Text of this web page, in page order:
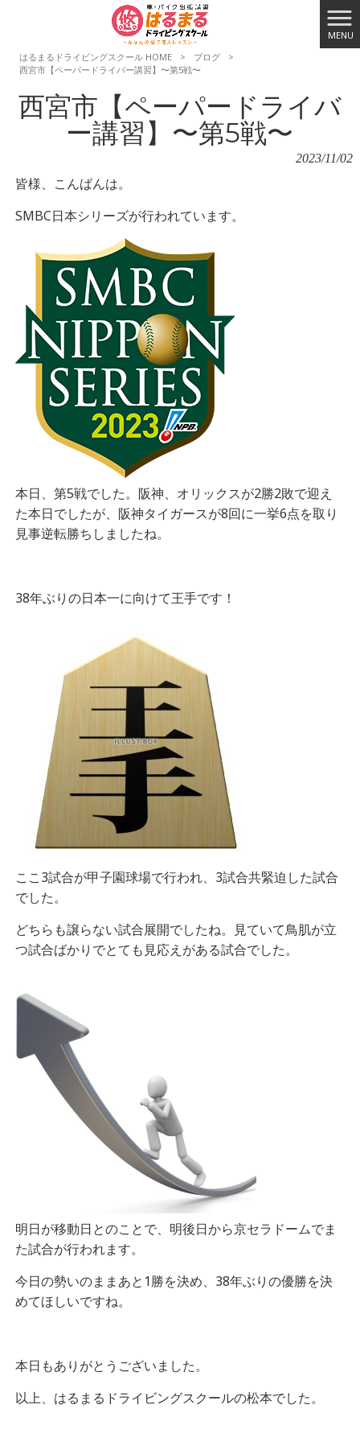
MENU
はるまるドライビングスクール HOME
> ブログ
>
西宮市【ペーパードライバー講習】〜第5戦〜
西宮市【ペーパードライバ
ー講習】〜第5戦〜
2023/11/02
皆様、こんばんは。
SMBC日本シリーズが行われています。
本日、第5戦でした。阪神、オリックスが2勝2敗で迎え
た本日でしたが、阪神タイガースが8回に一挙6点を取り
見事逆転勝ちしましたね。
38年ぶりの日本一に向けて王手です！
ここ3試合が甲子園球場で行われ、3試合共緊迫した試合
でした。
どちらも譲らない試合展開でしたね。見ていて鳥肌が立
つ試合ばかりでとても見応えがある試合でした。
明日が移動日とのことで、明後日から京セラドームでま
た試合が行われます。
今日の勢いのままあと1勝を決め、38年ぶりの優勝を決
めてほしいですね。
本日もありがとうございました。
以上、はるまるドライビングスクールの松本でした。